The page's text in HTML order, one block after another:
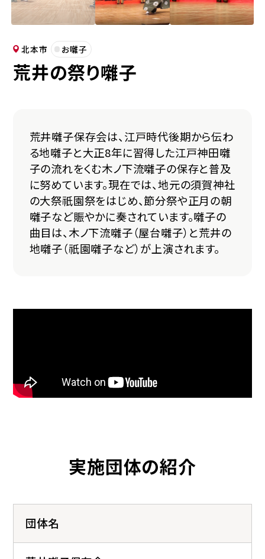
北本市 お囃子
荒井の祭り囃子
荒井囃子保存会は、江戸時代後期から伝わ
る地囃子と大正8年に習得した江戸神田囃
子の流れをくむ木ノ下流囃子の保存と普及
に努めています。現在では、地元の須賀神社
の大祭祇園祭をはじめ、節分祭や正月の朝
囃子など賑やかに奏されています。囃子の
曲目は、木ノ下流囃子（屋台囃子）と荒井の
地囃子（祇園囃子など）が上演されます。
実施団体の紹介
団体名